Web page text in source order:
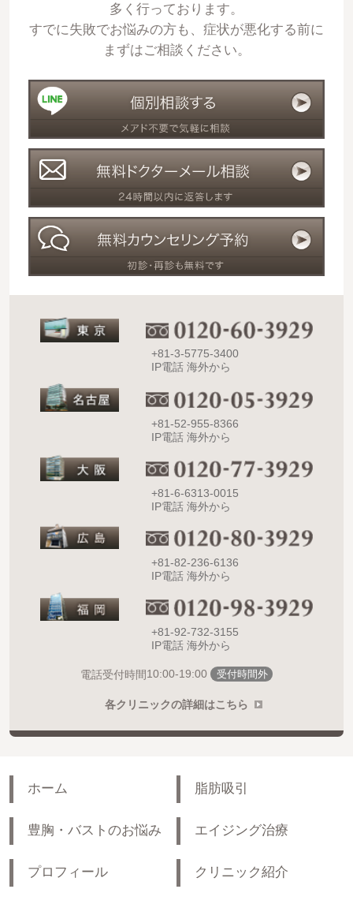
多く行っております。
すでに失敗でお悩みの方も、症状が悪化する前に
まずはご相談ください。
+81-3-5775-3400
IP電話 海外から
+81-52-955-8366
IP電話 海外から
+81-6-6313-0015
IP電話 海外から
+81-82-236-6136
IP電話 海外から
+81-92-732-3155
IP電話 海外から
電話受付時間10:00-19:00 受付時間外
各クリニックの詳細はこちら
ホーム 脂肪吸引
豊胸・バストのお悩み エイジング治療
プロフィール クリニック紹介